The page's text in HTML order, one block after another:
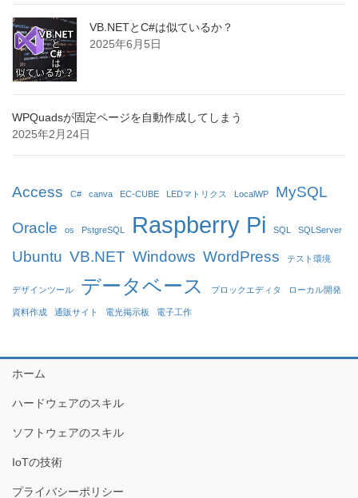
VB.NETとC#は似ているか？
2025年6月5日
WPQuadsが固定ページを自動作成してしまう
2025年2月24日
Access C# canva EC-CUBE LEDマトリクス LocalWP MySQL
Oracle os PstgreSQL Raspberry Pi SQL SQLServer
Ubuntu VB.NET Windows WordPress テスト環境
デザインツール データベース ブロックエディタ ローカル開発
資料作成 通販サイト 電光掲示板 電子工作
ホーム
ハードウェアのスキル
ソフトウェアのスキル
IoTの技術
プライバシーポリシー